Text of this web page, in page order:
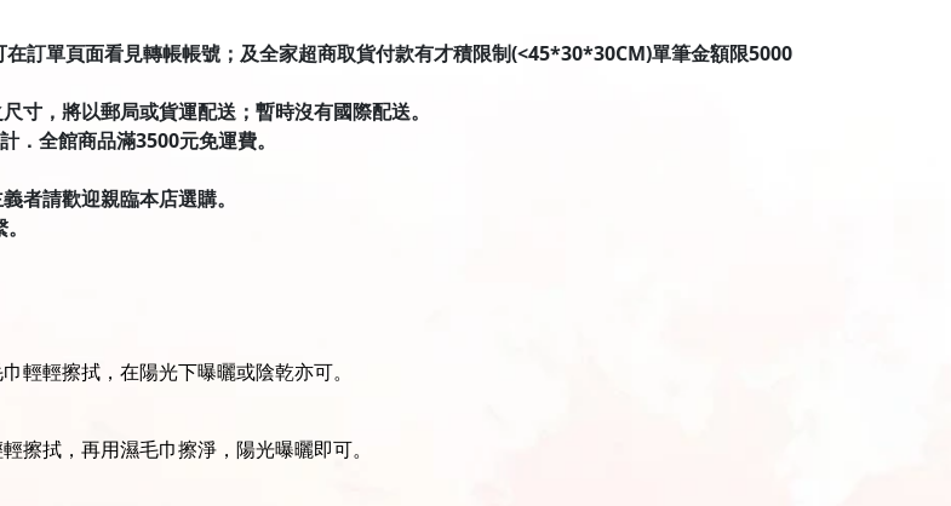
訂單頁面看見轉帳帳號；及全家超商取貨付款有才積限制(<45*30*30CM)單筆金額限5000
寸，將以郵局或貨運配送；暫時沒有國際配送。
．全館商品滿3500元免運費。
者請歡迎親臨本店選購。
輕輕擦拭，在陽光下曝曬或陰乾亦可。
擦拭，再用濕毛巾擦淨，陽光曝曬即可。